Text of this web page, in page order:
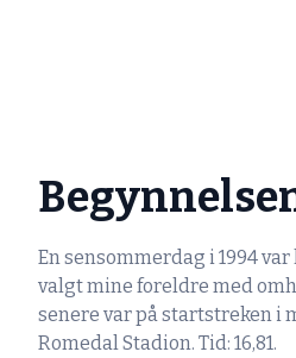
En sensommerdag i 1994
valgt mine foreldre med
senere var på startstreken i
Romedal Stadion. Tid: 16,81.